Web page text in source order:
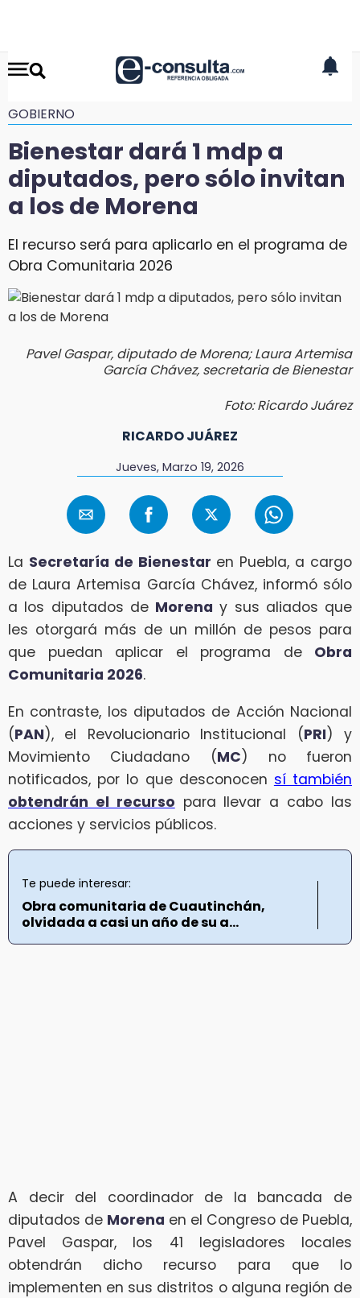
GOBIERNO
Bienestar dará 1 mdp a
diputados, pero sólo invitan
a los de Morena
El recurso será para aplicarlo en el programa de
Obra Comunitaria 2026
Pavel Gaspar, diputado de Morena; Laura Artemisa
García Chávez, secretaria de Bienestar
Foto: Ricardo Juárez
RICARDO JUÁREZ
Jueves, Marzo 19, 2026
La Secretaría de Bienestar en Puebla, a cargo
de Laura Artemisa García Chávez, informó sólo
a los diputados de Morena y sus aliados que
les otorgará más de un millón de pesos para
que puedan aplicar el programa de Obra
Comunitaria 2026.
En contraste, los diputados de Acción Nacional
(PAN), el Revolucionario Institucional (PRI) y
Movimiento Ciudadano (MC) no fueron
notificados, por lo que desconocen sí también
obtendrán el recurso para llevar a cabo las
acciones y servicios públicos.
Te puede interesar:
Obra comunitaria de Cuautinchán,
olvidada a casi un año de su a...
A decir del coordinador de la bancada de
diputados de Morena en el Congreso de Puebla,
Pavel Gaspar, los 41 legisladores locales
obtendrán dicho recurso para que lo
implementen en sus distritos o alguna región de